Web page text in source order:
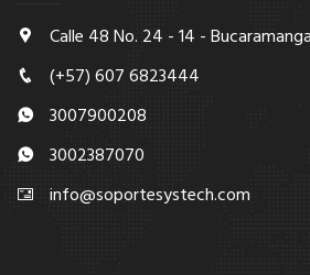
Calle 48 No. 24 - 14 -
(+57) 607 6823444
3007900208
3002387070
info@soportesystech.com